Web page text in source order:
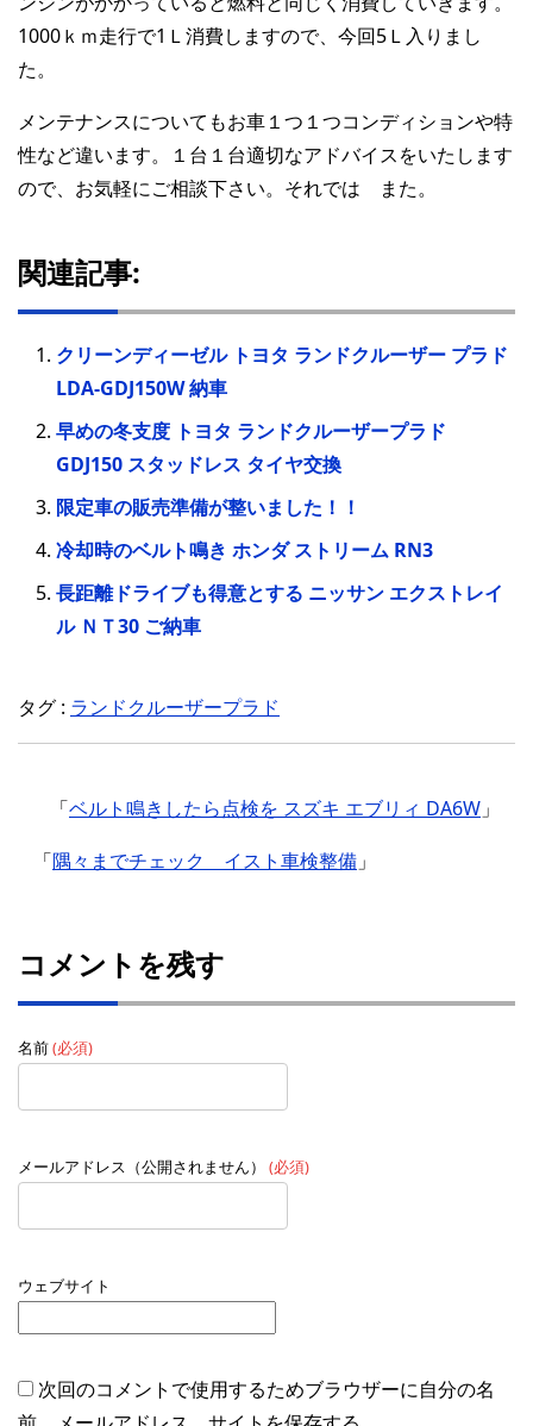
1000ｋｍ走行で1Ｌ消費しますので、今回5Ｌ入りまし
た。
メンテナンスについてもお車１つ１つコンディションや特
性など違います。１台１台適切なアドバイスをいたします
ので、お気軽にご相談下さい。それでは また。
関連記事:
クリーンディーゼル トヨタ ランドクルーザー プラド
LDA-GDJ150W 納車
早めの冬支度 トヨタ ランドクルーザープラド
GDJ150 スタッドレス タイヤ交換
限定車の販売準備が整いました！！
冷却時のベルト鳴き ホンダ ストリーム RN3
長距離ドライブも得意とする ニッサン エクストレイ
ル ＮＴ30 ご納車
タグ : ランドクルーザープラド
「ベルト鳴きしたら点検を スズキ エブリィ DA6W 」
「隅々までチェック イスト車検整備 」
コメントを残す
名前(必須)
メールアドレス（公開されません） (必須)
ウェブサイト
次回のコメントで使用するためブラウザーに自分の名